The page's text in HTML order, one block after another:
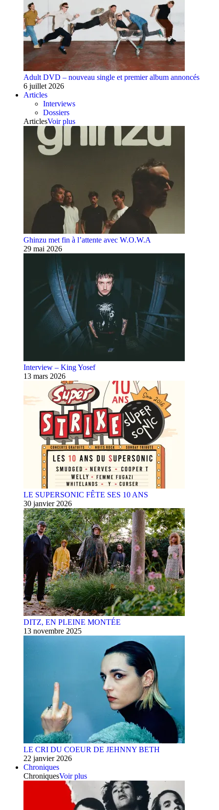
Adult DVD – nouveau single et premier album annoncés
6 juillet 2026
Articles
Interviews
Dossiers
ArticlesVoir plus
Ghinzu met fin à l’attente avec W.O.W.A
29 mai 2026
Interview – King Yosef
13 mars 2026
LE SUPERSONIC FÊTE SES 10 ANS
30 janvier 2026
DITZ, EN PLEINE MONTÉE
13 novembre 2025
LE CRI DU COEUR DE JEHNNY BETH
22 janvier 2026
Chroniques
ChroniquesVoir plus